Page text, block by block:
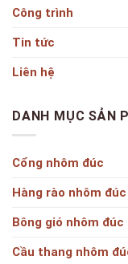
Công trình
Tin tức
Liên hệ
DANH MỤC SẢN
Cổng nhôm đúc
Hàng rào nhôm đúc
Bông gió nhôm đúc
Cầu thang nhôm